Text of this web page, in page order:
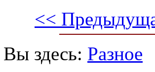
<<
Вы здесь: Разное